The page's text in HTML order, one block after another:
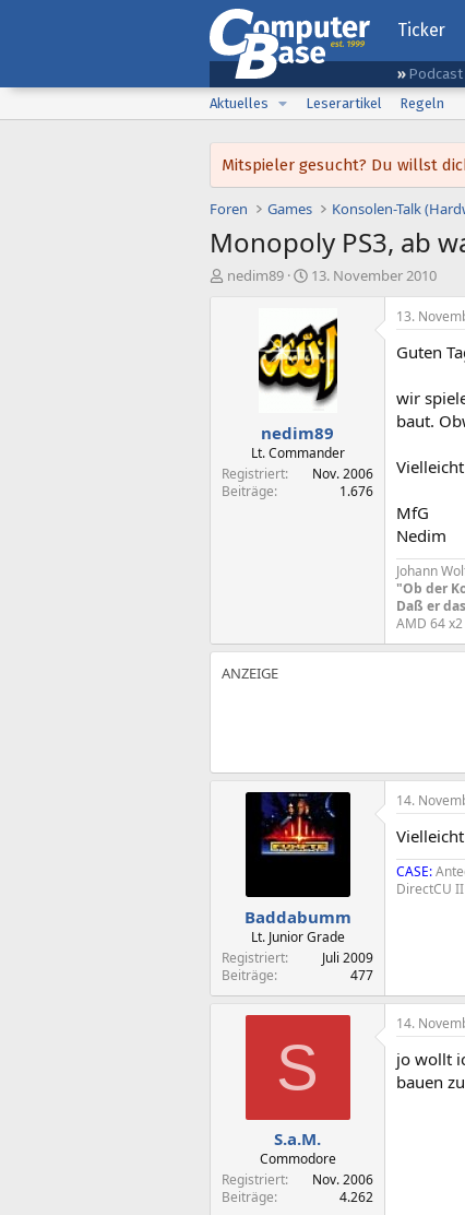
Ticker
Podcast
Aktuelles
Leserartikel Regeln
Mitspieler gesucht? Du willst
Foren Games Konsolen-Talk
Monopoly PS3, ab
E
nedim89
E
t
e
l
l
a
m
13. November 2010
nedim89
Lt. Commander
Registriert
Nov. 2006
Beiträge
1.676
13.
Guten
wir
baut.
MfG
Nedim
Johann
"Ob der
Daß er
AMD 64
Baddabumm
Lt. Junior Grade
Registriert
Juli 2009
Beiträge
477
14.
CASE:
DirectCU
S
S.a.M.
Commodore
Registriert
Nov. 2006
Beiträge
4.262
14.
jo wollt
bauen